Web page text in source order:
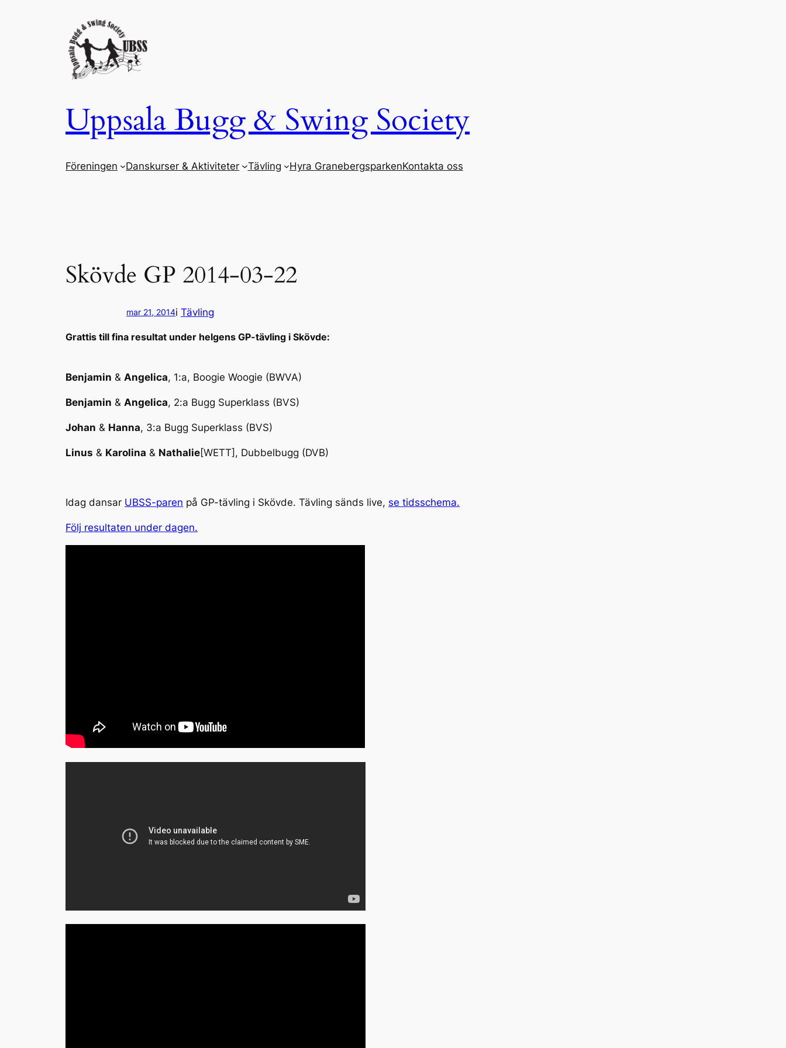
Uppsala Bugg & Swing Society
Föreningen Danskurser & Aktiviteter Tävling Hyra GranebergsparkenKontakta oss
Skövde GP 2014-03-22
mar 21, 2014i Tävling
Grattis till fina resultat under helgens GP-tävling i Skövde:
Benjamin & Angelica, 1:a, Boogie Woogie (BWVA)
Benjamin & Angelica, 2:a Bugg Superklass (BVS)
Johan & Hanna, 3:a Bugg Superklass (BVS)
Linus & Karolina & Nathalie[WETT], Dubbelbugg (DVB)
Idag dansar UBSS-paren på GP-tävling i Skövde. Tävling sänds live, se tidsschema.
Följ resultaten under dagen.